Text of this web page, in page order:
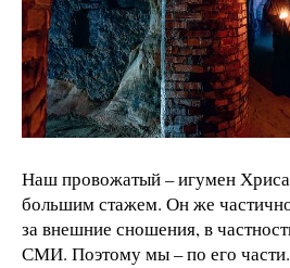
Наш провожатый – игумен
большим стажем. Он же
за внешние сношения, в
СМИ. Поэтому мы – по его части.